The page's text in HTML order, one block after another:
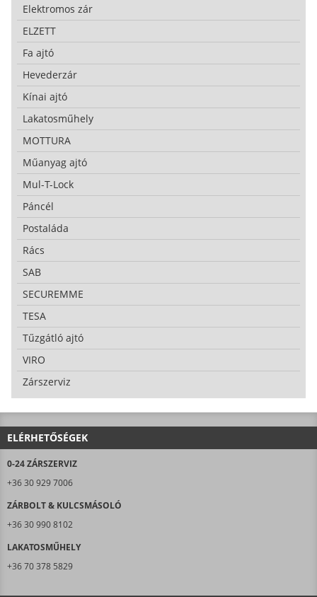
Elektromos zár
ELZETT
Fa ajtó
Hevederzár
Kínai ajtó
Lakatosműhely
MOTTURA
Műanyag ajtó
Mul-T-Lock
Páncél
Postaláda
Rács
SAB
SECUREMME
TESA
Tűzgátló ajtó
VIRO
Zárszerviz
ELÉRHETŐSÉGEK
0-24 ZÁRSZERVIZ
+36 30 929 7006
ZÁRBOLT & KULCSMÁSOLÓ
+36 30 990 8102
LAKATOSMŰHELY
+36 70 378 5829